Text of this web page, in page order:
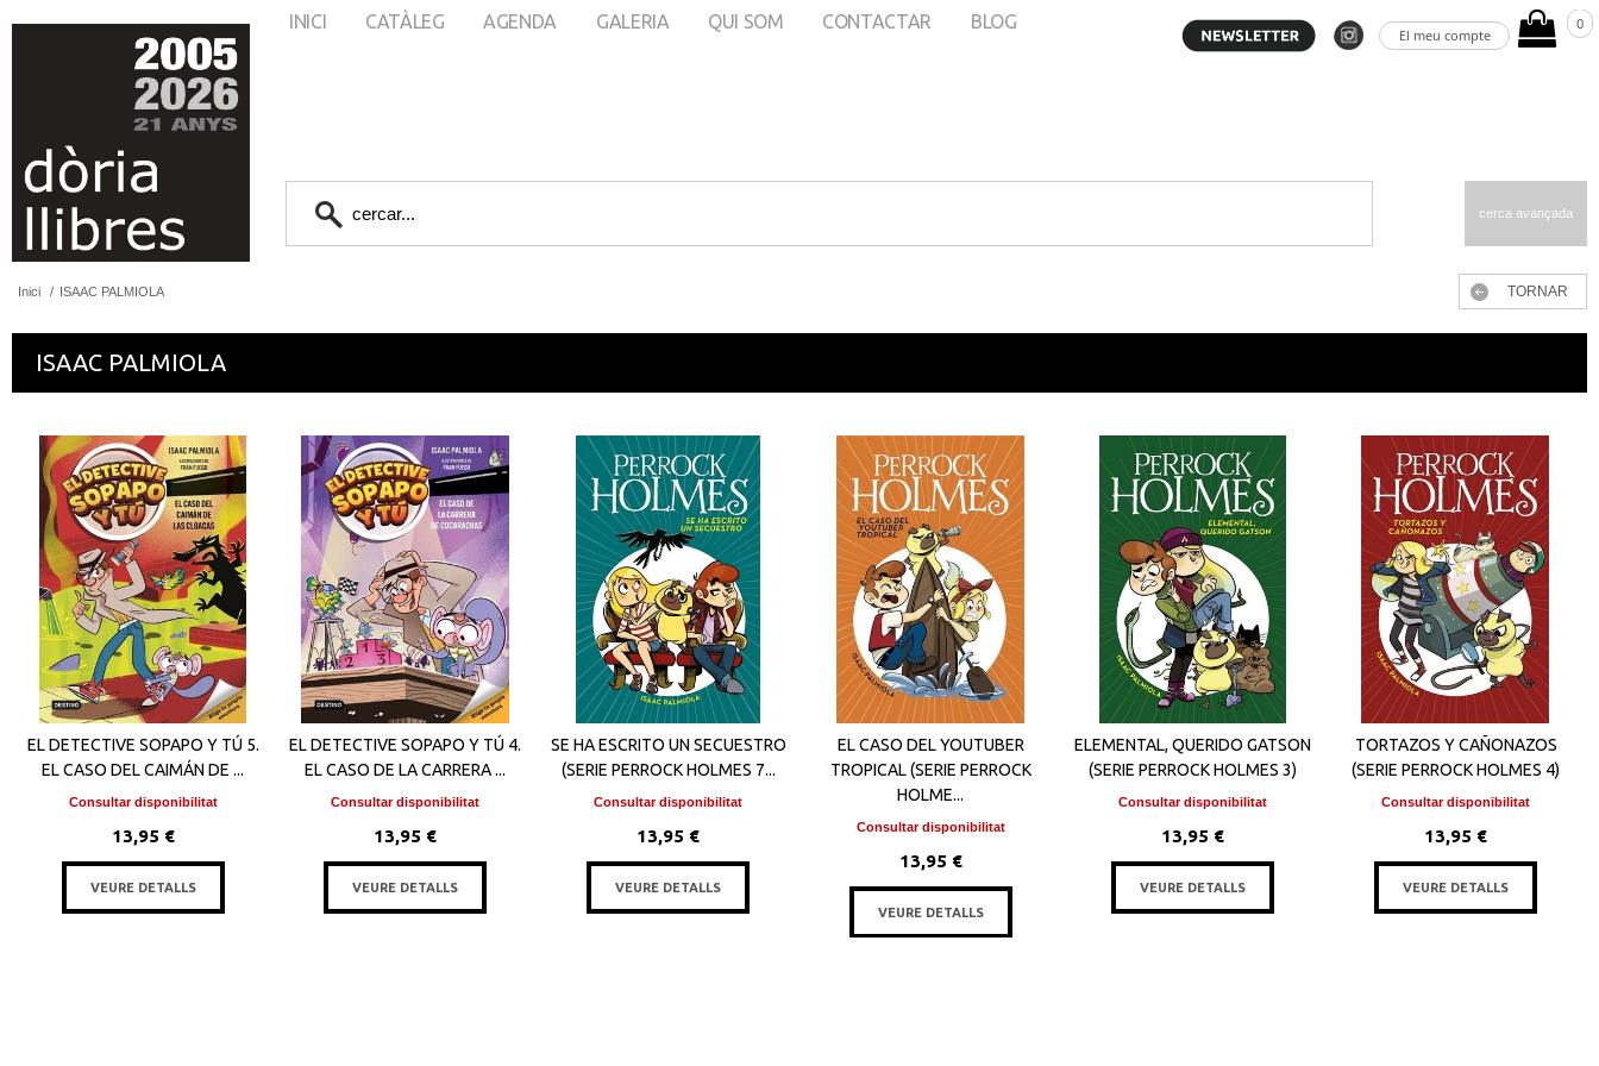
El meu compte
0
INICI CATÀLEG AGENDA GALERIA QUI SOM CONTACTAR BLOG
cerca avançada
Inici / ISAAC PALMIOLA TORNAR
ISAAC PALMIOLA
EL DETECTIVE SOPAPO Y TÚ 5.
EL CASO DEL CAIMÁN DE ...
Consultar disponibilitat
13,95 €
VEURE DETALLS
EL DETECTIVE SOPAPO Y TÚ 4.
EL CASO DE LA CARRERA ...
Consultar disponibilitat
13,95 €
VEURE DETALLS
SE HA ESCRITO UN SECUESTRO
(SERIE PERROCK HOLMES 7...
Consultar disponibilitat
13,95 €
VEURE DETALLS
EL CASO DEL YOUTUBER
TROPICAL (SERIE PERROCK
HOLME...
Consultar disponibilitat
13,95 €
VEURE DETALLS
ELEMENTAL, QUERIDO GATSON
(SERIE PERROCK HOLMES 3)
Consultar disponibilitat
13,95 €
VEURE DETALLS
TORTAZOS Y CAÑONAZOS
(SERIE PERROCK HOLMES 4)
Consultar disponibilitat
13,95 €
VEURE DETALLS